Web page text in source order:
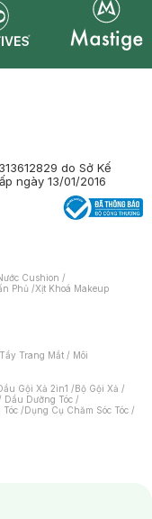
do Sở Kế
ngày 13/01/2016
Cushion /
Phủ /Xịt Khoá Makeup
Tẩy Trang Mắt / Môi
Gội Xả 2in1 /Bộ Gội Xả /
Dầu Dưỡng Tóc /
Tóc /Dụng Cụ Chăm Sóc Tóc /